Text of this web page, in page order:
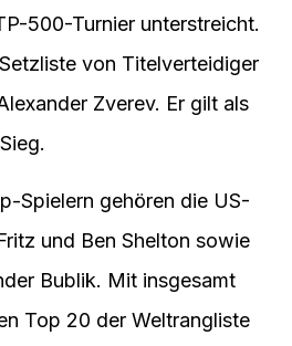
500-Turnier unterstreicht.
von Titelverteidiger
Zverev. Er gilt als
Spielern gehören die US-
und Ben Shelton sowie
Bublik. Mit insgesamt
Top 20 der Weltrangliste